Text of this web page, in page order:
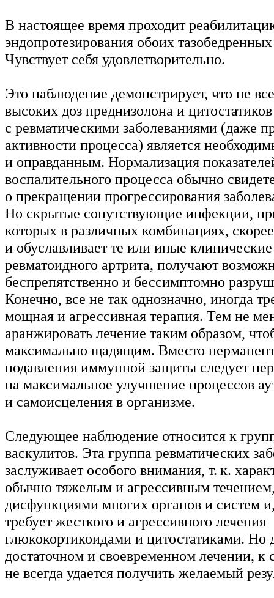
В настоящее время проходит
эндопротезирования обоих тазобедренных
Чувствует себя удовлетворительно.
Это наблюдение демонстрирует, что не
высоких доз преднизолона и
с ревматическими заболеваниями (даже
активности процесса) является
и оправданным. Нормализация
воспалительного процесса обычно
о прекращении прогрессирования
Но скрытые сопутствующие инфекции,
которых в различных комбинациях,
и обуславливает те или иные
ревматоидного артрита, получают
беспрепятственно и бессимптомно
Конечно, все не так однозначно, иногда
мощная и агрессивная терапия. Тем не
аранжировать лечение таким образом,
максимально щадящим. Вместо
подавления иммунной защиты следует
на максимальное улучшение процессов
и самоисцеления в организме.
Следующее наблюдение относится к
васкулитов. Эта группа ревматических
заслуживает особого внимания, т. к.
обычно тяжелым и агрессивным
дисфункциями многих органов и систем
требует жесткого и агрессивного лечения
глюкокортикоидами и цитостатиками. Но
достаточном и своевременном лечении,
не всегда удается получить желаемый